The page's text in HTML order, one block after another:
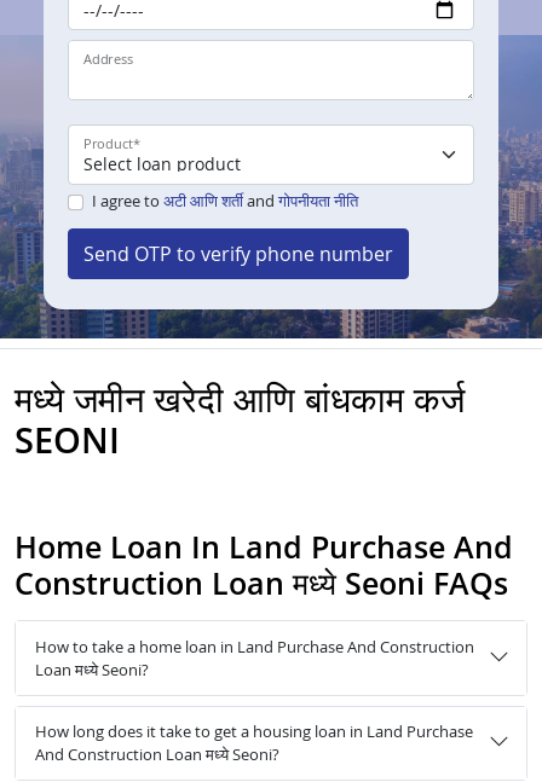
Address
Product*
I agree to अटी आणि शर्तीand गोपनीयता नीति
Send OTP to verify phone number
मध्ये जमीन खरेदी आणि बांधकाम कर्ज
SEONI
Home Loan In Land Purchase And
Construction Loan मध्ये Seoni FAQs
How to take a home loan in Land Purchase And Construction
Loan मध्ये Seoni?
How long does it take to get a housing loan in Land Purchase
And Construction Loan मध्ये Seoni?